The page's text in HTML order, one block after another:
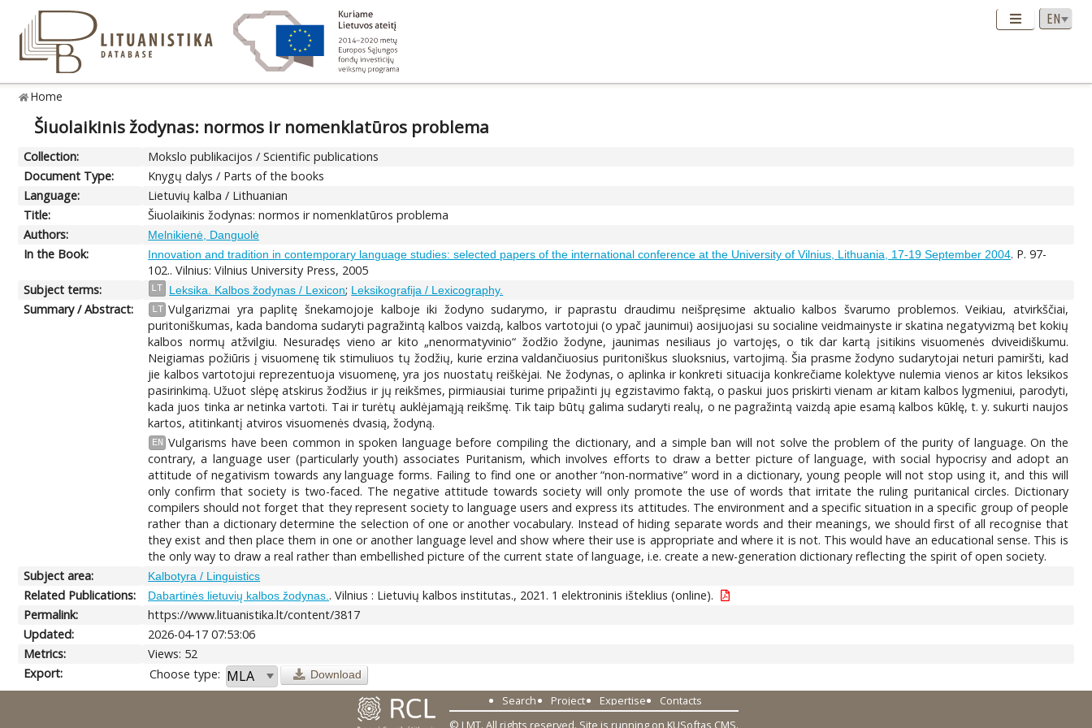
Home
Šiuolaikinis žodynas: normos ir nomenklatūros problema
Collection:
Mokslo publikacijos / Scientific publications
Document Type:
Knygų dalys / Parts of the books
Language:
Lietuvių kalba / Lithuanian
Title:
Šiuolaikinis žodynas: normos ir nomenklatūros problema
Authors:
Melnikienė, Danguolė
In the Book: Innovation and tradition in contemporary language studies: selected papers of the international conference at the University of Vilnius, Lithuania, 17-19 September 2004. P. 97-
102.. Vilnius: Vilnius University Press, 2005
Subject terms:
LT Leksika. Kalbos žodynas / Lexicon; Leksikografija / Lexicography.
Summary / Abstract: LT Vulgarizmai yra paplitę šnekamojoje kalboje iki žodyno sudarymo, ir paprastu draudimu neišpręsime aktualio kalbos švarumo problemos. Veikiau, atvirkščiai,
puritoniškumas, kada bandoma sudaryti pagražintą kalbos vaizdą, kalbos vartotojui (o ypač jaunimui) aosijuojasi su socialine veidmainyste ir skatina negatyvizmą bet kokių
kalbos normų atžvilgiu. Nesuradęs vieno ar kito „nenormatyvinio“ žodžio žodyne, jaunimas nesiliaus jo vartojęs, o tik dar kartą įsitikins visuomenės dviveidiškumu.
Neigiamas požiūris į visuomenę tik stimuliuos tų žodžių, kurie erzina valdančiuosius puritoniškus sluoksnius, vartojimą. Šia prasme žodyno sudarytojai neturi pamiršti, kad
jie kalbos vartotojui reprezentuoja visuomenę, yra jos nuostatų reiškėjai. Ne žodynas, o aplinka ir konkreti situacija konkrečiame kolektyve nulemia vienos ar kitos leksikos
pasirinkimą. Užuot slėpę atskirus žodžius ir jų reikšmes, pirmiausiai turime pripažinti jų egzistavimo faktą, o paskui juos priskirti vienam ar kitam kalbos lygmeniui, parodyti,
kada juos tinka ar netinka vartoti. Tai ir turėtų auklėjamąją reikšmę. Tik taip būtų galima sudaryti realų, o ne pagražintą vaizdą apie esamą kalbos kūklę, t. y. sukurti naujos
kartos, atitinkantį atviros visuomenės dvasią, žodyną.
EN Vulgarisms have been common in spoken language before compiling the dictionary, and a simple ban will not solve the problem of the purity of language. On the
contrary, a language user (particularly youth) associates Puritanism, which involves efforts to draw a better picture of language, with social hypocrisy and adopt an
attitude of negativism towards any language forms. Failing to find one or another “non-normative” word in a dictionary, young people will not stop using it, and this will
only confirm that society is two-faced. The negative attitude towards society will only promote the use of words that irritate the ruling puritanical circles. Dictionary
compilers should not forget that they represent society to language users and express its attitudes. The environment and a specific situation in a specific group of people
rather than a dictionary determine the selection of one or another vocabulary. Instead of hiding separate words and their meanings, we should first of all recognise that
they exist and then place them in one or another language level and show where their use is appropriate and where it is not. This would have an educational sense. This is
the only way to draw a real rather than embellished picture of the current state of language, i.e. create a new-generation dictionary reflecting the spirit of open society.
Subject area:
Kalbotyra / Linguistics
Related Publications: Dabartinės lietuvių kalbos žodynas. . Vilnius : Lietuvių kalbos institutas., 2021. 1 elektroninis išteklius (online).
Permalink:
https://www.lituanistika.lt/content/3817
Updated:
2026-04-17 07:53:06
Metrics:
Views: 52
Export:
Choose type: Download
Search Project Expertise
Contacts
© LMT. All rights reserved. Site is running on KUSoftas CMS.